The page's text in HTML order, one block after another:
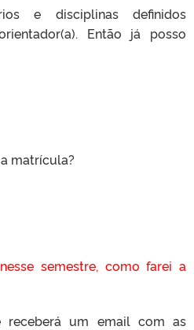
e disciplinas definidos
Então já posso
matrícula?
semestre, como farei a
receberá um email com as